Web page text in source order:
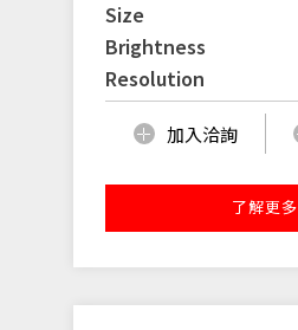
Size
Brightness
Resolution
加入洽詢
了解更多